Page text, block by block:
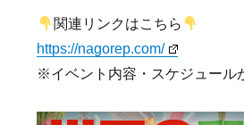
関連リンクはこちら
https://nagorep.com/
※イベント内容・スケジュール